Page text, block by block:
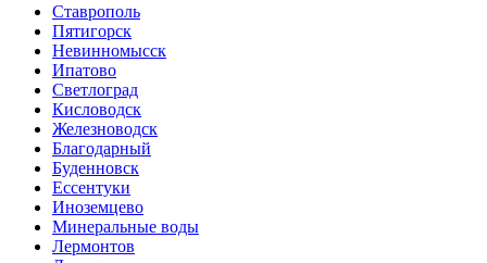
Ставрополь
Пятигорск
Невинномысск
Ипатово
Светлоград
Кисловодск
Железноводск
Благодарный
Буденновск
Ессентуки
Иноземцево
Минеральные воды
Лермонтов